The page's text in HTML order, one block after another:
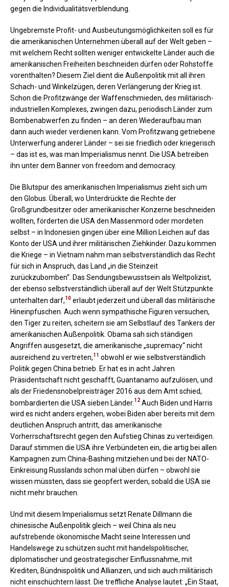
gegen die Individualitätsverblendung.
Ungebremste Profit- und Ausbeutungsmöglichkeiten soll es für
die amerikanischen Unternehmen überall auf der Welt geben –
mit welchem Recht sollten weniger entwickelte Länder auch die
amerikanischen Freiheiten beschneiden dürfen oder Rohstoffe
vorenthalten? Diesem Ziel dient die Außenpolitik mit all ihren
Schach- und Winkelzügen, deren Verlängerung der Krieg ist.
Schon die Profitzwänge der Waffenschmieden, des militärisch-
industriellen Komplexes, zwingen dazu, periodisch Länder zum
Bombenabwerfen zu finden – an deren Wiederaufbau man
dann auch wieder verdienen kann. Vom Profitzwang getriebene
Unterwerfung anderer Länder – sei sie friedlich oder kriegerisch
– das ist es, was man Imperialismus nennt. Die USA betreiben
ihn unter dem Banner von freedom and democracy.
Die Blutspur des amerikanischen Imperialismus zieht sich um
den Globus. Überall, wo Unterdrückte die Rechte der
Großgrundbesitzer oder amerikanischer Konzerne beschneiden
wollten, förderten die USA den Massenmord oder mordeten
selbst – in Indonesien gingen über eine Million Leichen auf das
Konto der USA und ihrer militärischen Ziehkinder. Dazu kommen
die Kriege – in Vietnam nahm man selbstverständlich das Recht
für sich in Anspruch, das Land „in die Steinzeit
zurückzubomben“. Das Sendungsbewusstsein als Weltpolizist,
der ebenso selbstverständlich überall auf der Welt Stützpunkte
unterhalten darf,10 erlaubt jederzeit und überall das militärische
Hineinpfuschen. Auch wenn sympathische Figuren versuchen,
den Tiger zu reiten, scheitern sie am Selbstlauf des Tankers der
amerikanischen Außenpolitik. Obama sah sich ständigen
Angriffen ausgesetzt, die amerikanische „supremacy“ nicht
ausreichend zu vertreten,11 obwohl er wie selbstverständlich
Politik gegen China betrieb. Er hat es in acht Jahren
Präsidentschaft nicht geschafft, Guantanamo aufzulösen, und
als der Friedensnobelpreisträger 2016 aus dem Amt schied,
bombardierten die USA sieben Länder. 12 Auch Biden und Harris
wird es nicht anders ergehen, wobei Biden aber bereits mit dem
deutlichen Anspruch antritt, das amerikanische
Vorherrschaftsrecht gegen den Aufstieg Chinas zu verteidigen.
Darauf stimmen die USA ihre Verbündeten ein, die artig bei allen
Kampagnen zum China-Bashing mitziehen und bei der NATO-
Einkreisung Russlands schon mal üben dürfen – obwohl sie
wissen müssten, dass sie geopfert werden, sobald die USA sie
nicht mehr brauchen.
Und mit diesem Imperialismus setzt Renate Dillmann die
chinesische Außenpolitik gleich – weil China als neu
aufstrebende ökonomische Macht seine Interessen und
Handelswege zu schützen sucht mit handelspolitischer,
diplomatischer und geostrategischer Einflussnahme, mit
Krediten, Bündnispolitik und Allianzen, und sich auch militärisch
nicht einschüchtern lässt. Die treffliche Analyse lautet: „Ein Staat,